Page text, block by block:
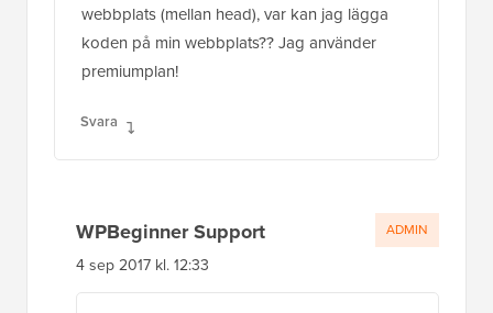
webbplats (mellan head), var kan jag lägga
koden på min webbplats?? Jag använder
premiumplan!
Svara
WPBeginner Support
4 sep 2017 kl. 12:33
ADMIN